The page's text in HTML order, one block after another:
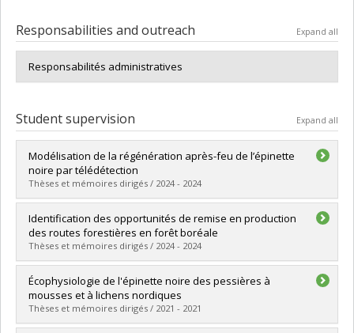
Responsabilities and outreach Expand all
Responsabilités administratives
Student supervision Expand all
Modélisation de la régénération après-feu de l’épinette
noire par télédétection
Thèses et mémoires dirigés / 2024 - 2024
Graduate :Voyer-Leblanc, Elainie
Cycle :Master's
Grade :M. Sc.
Lien vers le document dans Papyrus
Identification des opportunités de remise en production
des routes forestières en forêt boréale
Thèses et mémoires dirigés / 2024 - 2024
Graduate :Laoubi, Dalia
Cycle :Master's
Grade :M. Sc.
Lien vers le document dans Papyrus
Écophysiologie de l'épinette noire des pessières à
mousses et à lichens nordiques
Thèses et mémoires dirigés / 2021 - 2021